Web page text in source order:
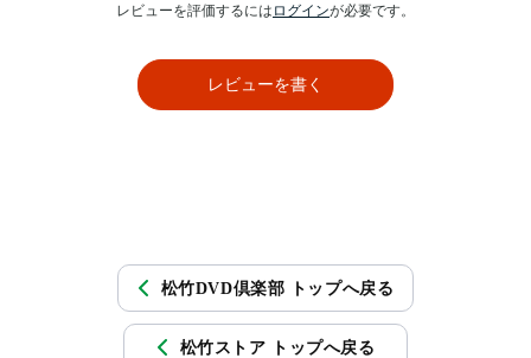
レビューを評価するには ログインが必要です。
レビューを書く
松竹DVD倶楽部 トップへ戻る
松竹ストア トップへ戻る